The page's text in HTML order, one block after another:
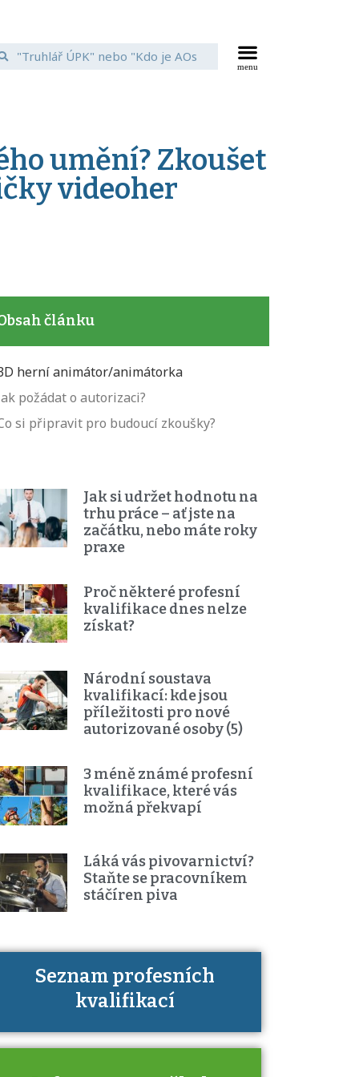
umění? Zkoušet
videoher
článku
herní animátor/animátorka
požádat o autorizaci?
si připravit pro budoucí zkoušky?
Jak si udržet hodnotu na
trhu práce – ať jste na
začátku, nebo máte roky
praxe
Proč některé profesní
kvalifikace dnes nelze
získat?
Národní soustava
kvalifikací: kde jsou
příležitosti pro nové
autorizované osoby (5)
3 méně známé profesní
kvalifikace, které vás
možná překvapí
Láká vás pivovarnictví?
Staňte se pracovníkem
stáčíren piva
Seznam profesních
kvalifikací
Víte, jaké dovednosti musíte pro
danou kvalifikaci prokázat?